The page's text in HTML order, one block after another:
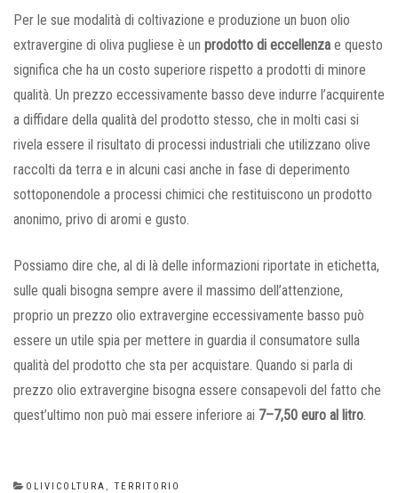
Per le sue modalità di coltivazione e produzione un buon olio
extravergine di oliva pugliese è un prodotto di eccellenza e questo
significa che ha un costo superiore rispetto a prodotti di minore
qualità. Un prezzo eccessivamente basso deve indurre l’acquirente
a diffidare della qualità del prodotto stesso, che in molti casi si
rivela essere il risultato di processi industriali che utilizzano olive
raccolti da terra e in alcuni casi anche in fase di deperimento
sottoponendole a processi chimici che restituiscono un prodotto
anonimo, privo di aromi e gusto.
Possiamo dire che, al di là delle informazioni riportate in etichetta,
sulle quali bisogna sempre avere il massimo dell’attenzione,
proprio un prezzo olio extravergine eccessivamente basso può
essere un utile spia per mettere in guardia il consumatore sulla
qualità del prodotto che sta per acquistare. Quando si parla di
prezzo olio extravergine bisogna essere consapevoli del fatto che
quest’ultimo non può mai essere inferiore ai 7–7,50 euro al litro
CATEGORIES
OLIVICOLTURA TERRITORIO